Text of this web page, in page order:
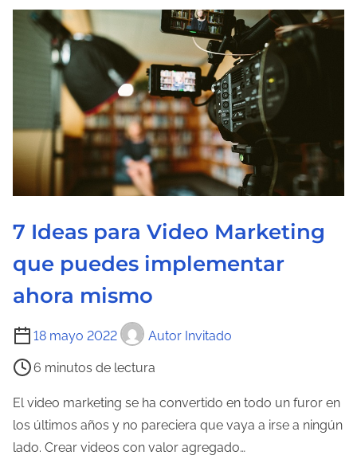
e
d
e
l
e
r
d
a
7 Ideas para Video Marketing
que puedes implementar
ahora mismo
18 mayo 2022 Autor Invitado
T
e
m
p
o
6 minutos de lectura
El video marketing se ha convertido en todo un furor en
los últimos años y no pareciera que vaya a irse a ningún
lado. Crear videos con valor agregado…